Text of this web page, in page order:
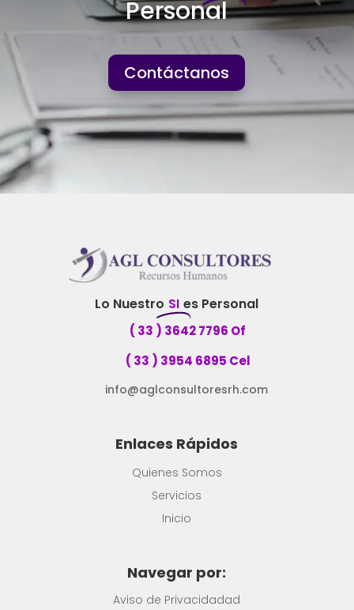
Personal
Contáctanos
Lo Nuestro SI es Personal
( 33 ) 3642 7796 Of
( 33 ) 3954 6895 Cel
info@aglconsultoresrh.com
Enlaces Rápidos
Quienes Somos
Servicios
Inicio
Navegar por:
Aviso de Privacidadad